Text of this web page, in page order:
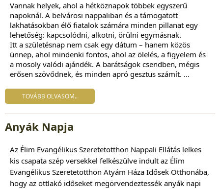
Vannak helyek, ahol a hétköznapok többek egyszerű
napoknál. A belvárosi nappaliban és a támogatott
lakhatásokban élő fiatalok számára minden pillanat egy
lehetőség: kapcsolódni, alkotni, örülni egymásnak.
Itt a születésnap nem csak egy dátum – hanem közös
ünnep, ahol mindenki fontos, ahol az ölelés, a figyelem és
a mosoly valódi ajándék. A barátságok csendben, mégis
erősen szövődnek, és minden apró gesztus számít. ...
TOVÁBB OLVASOM..
Anyák Napja
Az Élim Evangélikus Szeretetotthon Nappali Ellátás lelkes
kis csapata szép versekkel felkészülve indult az Élim
Evangélikus Szeretetotthon Atyám Háza Idősek Otthonába,
hogy az ottlakó időseket megörvendeztessék anyák napi